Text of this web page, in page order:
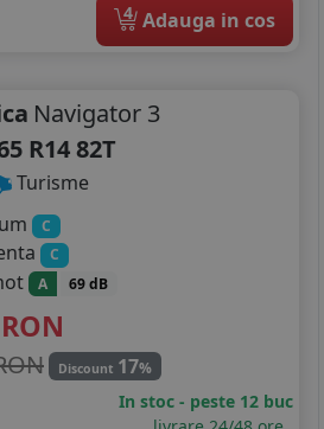
4 Adauga in cos
Navigator 3
R14 82T
Turisme
C
C
A 69 dB
RON
Discount 17%
In stoc - peste 12 buc